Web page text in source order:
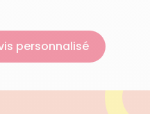
personnalisé